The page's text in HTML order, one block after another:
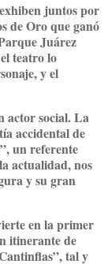
juntos por
de Oro que ganó
Juárez
teatro lo
y el
actor social. La
accidental de
un referente
actualidad, nos
y su gran
en la primer
itinerante de
tal y